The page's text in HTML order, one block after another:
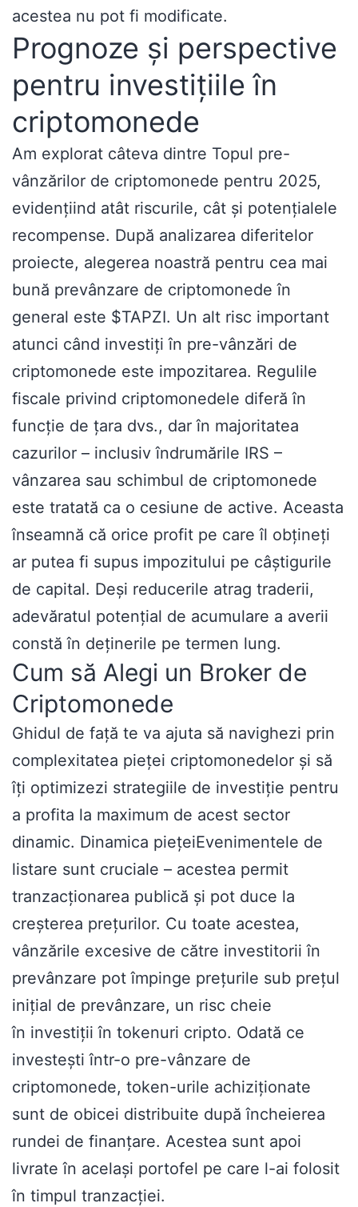
acestea nu pot fi modificate.
Prognoze și perspective
pentru investițiile în
criptomonede
Am explorat câteva dintre Topul pre-
vânzărilor de criptomonede pentru 2025,
evidențiind atât riscurile, cât și potențialele
recompense. După analizarea diferitelor
proiecte, alegerea noastră pentru cea mai
bună prevânzare de criptomonede în
general este $TAPZI. Un alt risc important
atunci când investiți în pre-vânzări de
criptomonede este impozitarea. Regulile
fiscale privind criptomonedele diferă în
funcție de țara dvs., dar în majoritatea
cazurilor – inclusiv îndrumările IRS –
vânzarea sau schimbul de criptomonede
este tratată ca o cesiune de active. Aceasta
înseamnă că orice profit pe care îl obțineți
ar putea fi supus impozitului pe câștigurile
de capital. Deși reducerile atrag traderii,
adevăratul potențial de acumulare a averii
constă în deținerile pe termen lung.
Cum să Alegi un Broker de
Criptomonede
Ghidul de față te va ajuta să navighezi prin
complexitatea pieței criptomonedelor și să
îți optimizezi strategiile de investiție pentru
a profita la maximum de acest sector
dinamic. Dinamica piețeiEvenimentele de
listare sunt cruciale – acestea permit
tranzacționarea publică și pot duce la
creșterea prețurilor. Cu toate acestea,
vânzările excesive de către investitorii în
prevânzare pot împinge prețurile sub prețul
inițial de prevânzare, un risc cheie
în investiții în tokenuri cripto. Odată ce
investești într-o pre-vânzare de
criptomonede, token-urile achiziționate
sunt de obicei distribuite după încheierea
rundei de finanțare. Acestea sunt apoi
livrate în același portofel pe care l-ai folosit
în timpul tranzacției.